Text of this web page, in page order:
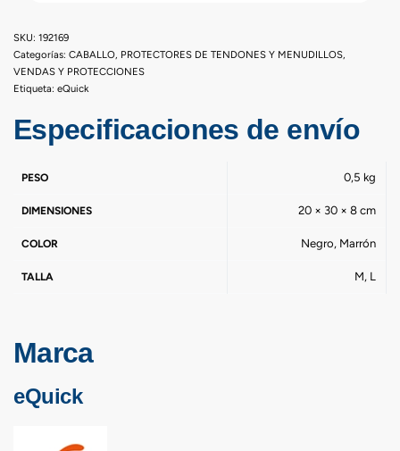
192169
Categorías: CABALLO PROTECTORES DE TENDONES Y MENUDILLOS
VENDAS Y PROTECCIONES
Etiqueta: eQuick
Especificaciones de envío
PESO 0,5 kg
DIMENSIONES 20 × 30 × 8 cm
COLOR Negro, Marrón
TALLA M, L
Marca
eQuick